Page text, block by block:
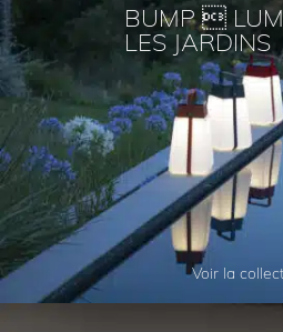
BUMP 
LES JARDINS
Voir la